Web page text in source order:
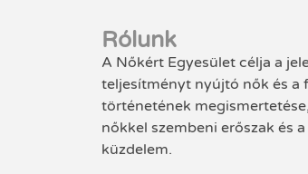
Rólunk
A Nőkért Egyesület célja a
teljesítményt nyújtó nők és a
történetének
nőkkel szembeni erőszak és
küzdelem.